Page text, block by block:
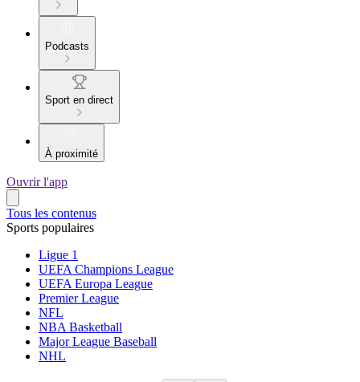
Podcasts
Sport en direct
À proximité
Ouvrir l'app
Tous les contenus
Sports populaires
Ligue 1
UEFA Champions League
UEFA Europa League
Premier League
NFL
NBA Basketball
Major League Baseball
NHL